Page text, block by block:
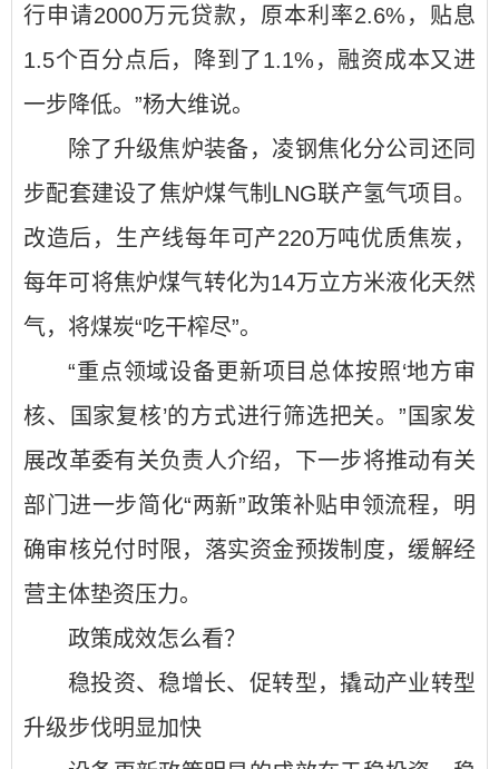
行申请2000万元贷款，原本利率2.6%，贴息
1.5个百分点后，降到了1.1%，融资成本又进
一步降低。”杨大维说。
除了升级焦炉装备，凌钢焦化分公司还同
步配套建设了焦炉煤气制LNG联产氢气项目。
改造后，生产线每年可产220万吨优质焦炭，
每年可将焦炉煤气转化为14万立方米液化天然
气，将煤炭“吃干榨尽”。
“重点领域设备更新项目总体按照‘地方审
核、国家复核’的方式进行筛选把关。”国家发
展改革委有关负责人介绍，下一步将推动有关
部门进一步简化“两新”政策补贴申领流程，明
确审核兑付时限，落实资金预拨制度，缓解经
营主体垫资压力。
政策成效怎么看？
稳投资、稳增长、促转型，撬动产业转型
升级步伐明显加快